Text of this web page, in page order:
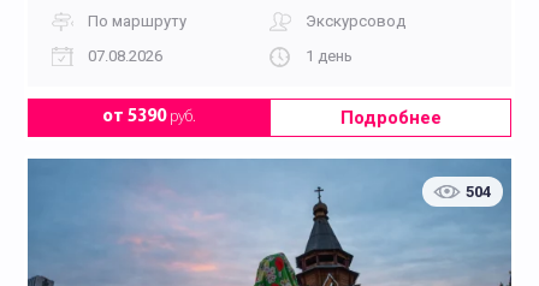
По маршруту
Экскурсовод
07.08.2026
1 день
от 5390руб. Подробнее
504